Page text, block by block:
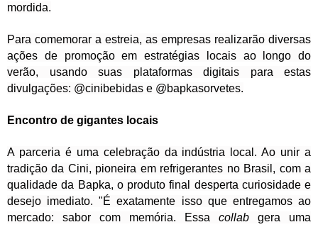
mordida.
Para comemorar a estreia, as empresas realizarão diversas
ações de promoção em estratégias locais ao longo do
verão, usando suas plataformas digitais para estas
divulgações: @cinibebidas e @bapkasorvetes.
Encontro de gigantes locais
A parceria é uma celebração da indústria local. Ao unir a
tradição da Cini, pioneira em refrigerantes no Brasil, com a
qualidade da Bapka, o produto final desperta curiosidade e
desejo imediato. "É exatamente isso que entregamos ao
mercado: sabor com memória. Essa collab gera uma